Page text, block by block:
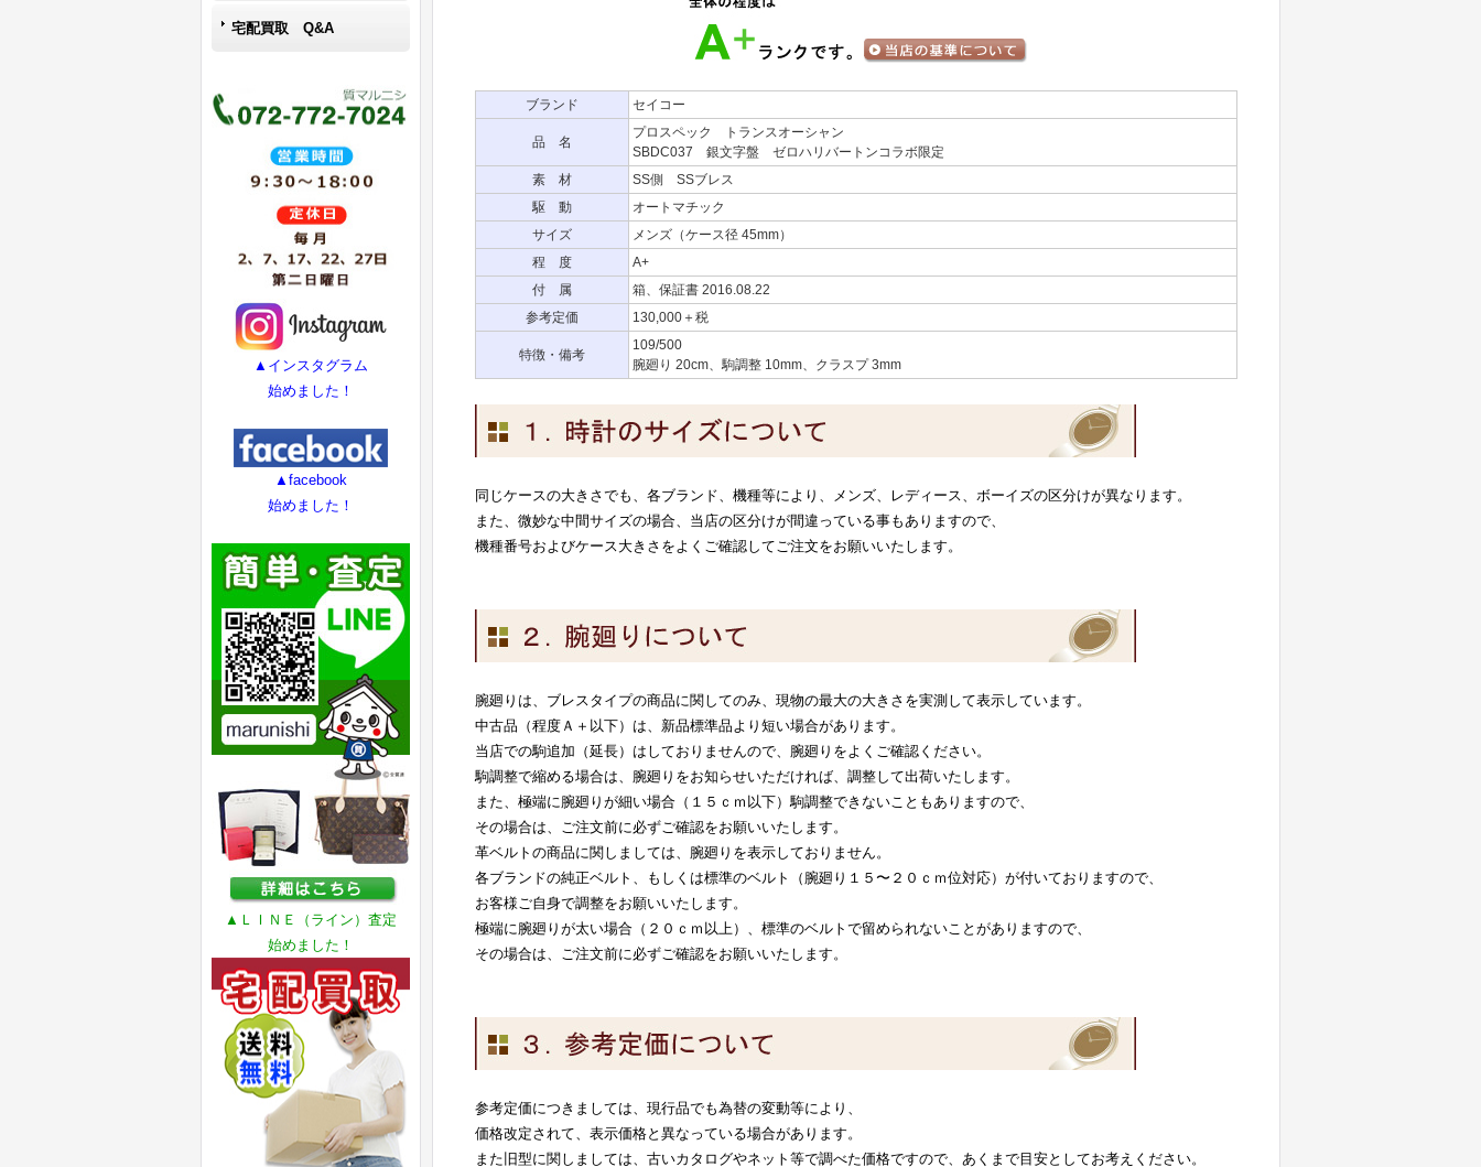
宅配買取 Q&A
▲インスタグラム
始めました！
▲facebook
始めました！
▲ＬＩＮＥ（ライン）査定
始めました！
ブランド セイコー
品 名
プロスペック トランスオーシャン
SBDC037 銀文字盤 ゼロハリバートンコラボ限定
素 材
SS側 SSブレス
駆 動
オートマチック
サイズ
メンズ（ケース径 45mm）
程 度
A+
付 属
箱、保証書 2016.08.22
参考定価
130,000＋税
特徴・備考
109/500
腕廻り 20cm、駒調整 10mm、クラスプ 3mm
同じケースの大きさでも、各ブランド、機種等により、メンズ、レディース、ボーイズの区分けが異なります。
また、微妙な中間サイズの場合、当店の区分けが間違っている事もありますので、
機種番号およびケース大きさをよくご確認してご注文をお願いいたします。
腕廻りは、ブレスタイプの商品に関してのみ、現物の最大の大きさを実測して表示しています。
中古品（程度Ａ＋以下）は、新品標準品より短い場合があります。
当店での駒追加（延長）はしておりませんので、腕廻りをよくご確認ください。
駒調整で縮める場合は、腕廻りをお知らせいただければ、調整して出荷いたします。
また、極端に腕廻りが細い場合（１５ｃｍ以下）駒調整できないこともありますので、
その場合は、ご注文前に必ずご確認をお願いいたします。
革ベルトの商品に関しましては、腕廻りを表示しておりません。
各ブランドの純正ベルト、もしくは標準のベルト（腕廻り１５〜２０ｃｍ位対応）が付いておりますので、
お客様ご自身で調整をお願いいたします。
極端に腕廻りが太い場合（２０ｃｍ以上）、標準のベルトで留められないことがありますので、
その場合は、ご注文前に必ずご確認をお願いいたします。
参考定価につきましては、現行品でも為替の変動等により、
価格改定されて、表示価格と異なっている場合があります。
また旧型に関しましては、古いカタログやネット等で調べた価格ですので、あくまで目安としてお考えください。